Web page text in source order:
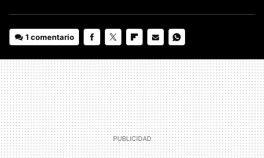
1 comentario
MAIL